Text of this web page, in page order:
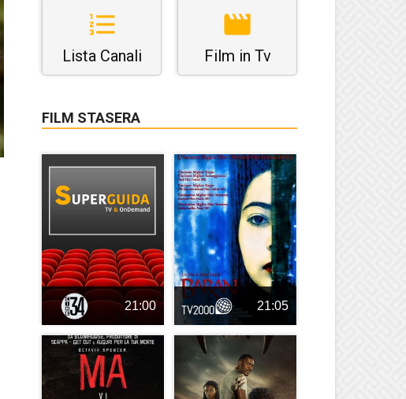
Lista Canali Film in Tv
FILM STASERA
21:00 21:05